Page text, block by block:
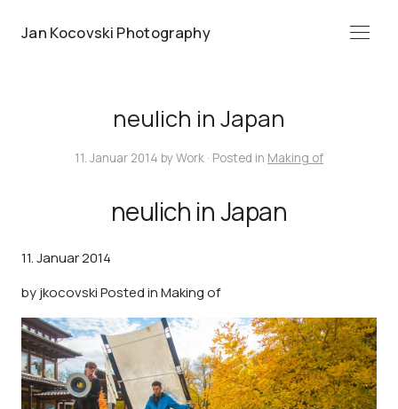
Jan Kocovski Photography Menü
neulich in Japan
11. Januar 2014 byWork · Posted in Making of
neulich in Japan
11. Januar 2014
byjkocovskiPosted inMaking of